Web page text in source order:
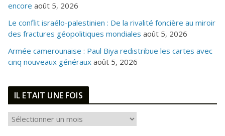
encore août 5, 2026
Le conflit israélo-palestinien : De la rivalité foncière au miroir
des fractures géopolitiques mondiales août 5, 2026
Armée camerounaise : Paul Biya redistribue les cartes avec
cinq nouveaux généraux août 5, 2026
IL ETAIT UNE FOIS